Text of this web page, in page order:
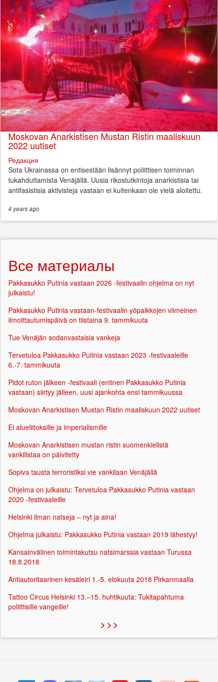
Moskovan Anarkistisen Mustan Ristin maaliskuun
2022 uutiset
Редакция
Sota Ukrainassa on entisestään lisännyt poliittisen toiminnan
tukahduttamista Venäjällä. Uusia rikostutkintoja anarkistisia tai
antifasistisia aktivisteja vastaan ei kuitenkaan ole vielä aloitettu.
4 yearsago
Все материалы
Pakkasukko Putinia vastaan 2026 -festivaalin ohjelma on nyt
julkaistu!
Pakkasukko Putinia vastaan-festivaalin yöpaikkojen viimeinen
ilmoittautumispäivä on tiistaina 9. tammikuuta
Tue Venäjän sodanvastaisia vankeja
Tervetuloa Pakkasukko Putinia vastaan 2023 -festivaaleille
6.-7. tammikuuta
Pidot ruton jälkeen -festivaali (entinen Pakkasukko Putinia
vastaan) siirtyy jälleen, uusi ajankohta ensi tammikuussa
Moskovan Anarkistisen Mustan Ristin maaliskuun 2022 uutiset
Ei alueliitoksille ja imperialismille
Moskovan Anarkistisen mustan ristin suomenkielistä
vankilistaa on päivitetty
Sopiva tausta terroristiksi vie vankilaan Venäjällä
Ohjelma on julkaistu: Tervetuloa Pakkasukko Putinia vastaan
2020 -festivaaleille
Helsinki ilman natseja – nyt ja aina!
Ohjelma julkaistu: Pakkasukko Putinia vastaan 2019 lähestyy!
Kansainvälinen toimintakutsu natsimarssia vastaan Turussa
18.8.2018
Antiautoritaarinen kesäleiri 1.-5. elokuuta 2018 Pirkanmaalla
Tattoo Circus Helsinki 13.–15. huhtikuuta: Tukitapahtuma
poliittisille vangeille!
> > >